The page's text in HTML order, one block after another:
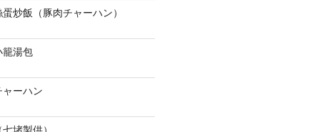
炒飯（豚肉チャーハン）
湯包
ーハン